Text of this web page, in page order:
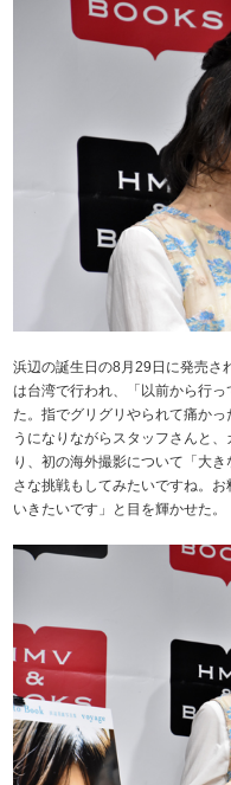
浜辺の誕生日の8月29日に発売さ
は台湾で行われ、「以前から行
た。指でグリグリやられて痛か
うになりながらスタッフさんと
り、初の海外撮影について「大
さな挑戦もしてみたいですね。
いきたいです」と目を輝かせた。